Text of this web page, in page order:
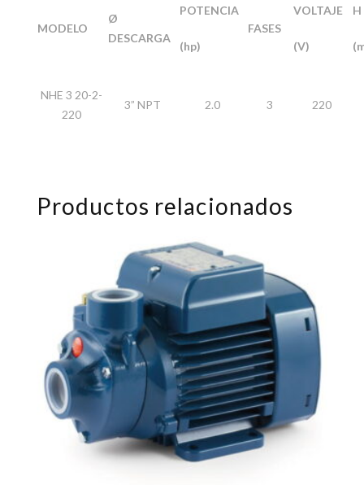
MODELO
Ø
DESCARGA
POTENCIA
(hp)
FASES
VOLTAJE
(V)
NHE 3 20-2-
220
3” NPT 2.0 3 220
Productos relacionados